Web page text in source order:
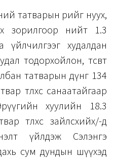
татварын өрийг нуух,
зорилгоор нийт 1.3
үйлчилгээг худалдан
тодорхойлон, төсөвт
татварын дүнг 134
төлөхөөс санаатайгаар
хуулийн 18.3
төлөхөөс зайлсхийх/-д
үйлдэж Сэлэнгэ
сум дундын шүүхэд